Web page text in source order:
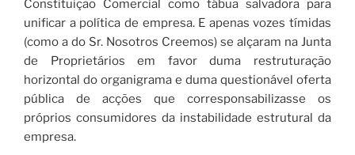
Constituição Comercial como tábua salvadora para
unificar a política de empresa. E apenas vozes tímidas
(como a do Sr. Nosotros Creemos) se alçaram na Junta
de Proprietários em favor duma restruturação
horizontal do organigrama e duma questionável oferta
pública de acções que corresponsabilizasse os
próprios consumidores da instabilidade estrutural da
empresa.